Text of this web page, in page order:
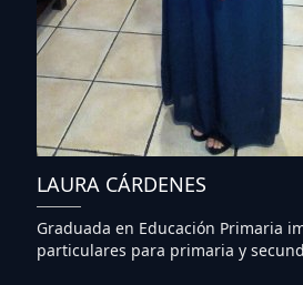
LAURA CÁRDENES
Graduada en Educación Primaria
particulares para primaria y